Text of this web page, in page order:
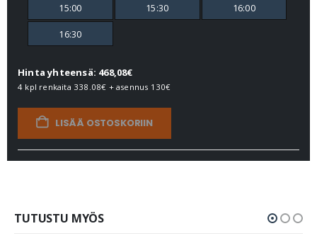
15:00 15:30 16:00
16:30
Hinta yhteensä: 468,08€
4 kpl renkaita 338.08€ + asennus 130€
LISÄÄ OSTOSKORIIN
TUTUSTU MYÖS